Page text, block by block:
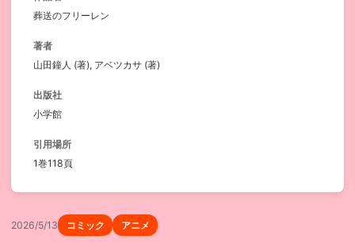
葬送のフリーレン
著者
山田鐘人 (著), アベツカサ (著)
出版社
小学館
引用場所
1巻118頁
2026/5/13 コミック アニメ